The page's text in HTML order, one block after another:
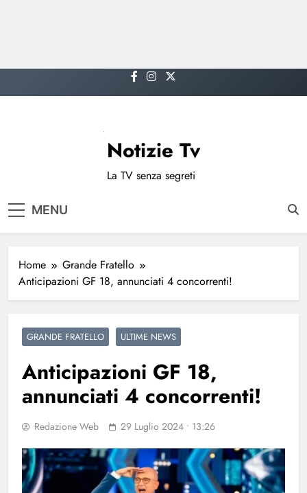
to
Notizie Tv
La TV senza segreti
MENU
Home
Grande Fratello
Anticipazioni GF 18, annunciati 4 concorrenti!
GRANDE FRATELLO ULTIME NEWS
Anticipazioni GF 18,
annunciati 4 concorrenti!
Redazione Web 29 Luglio 2024 • 13:26